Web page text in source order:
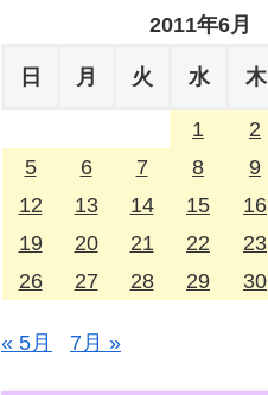
2011年6月
日 月 火 水 木
1 2
5
6 7 8 9
12
13 14 15 16
19
20 21 22 23
26
27 28 29 30
« 5月 7月 »